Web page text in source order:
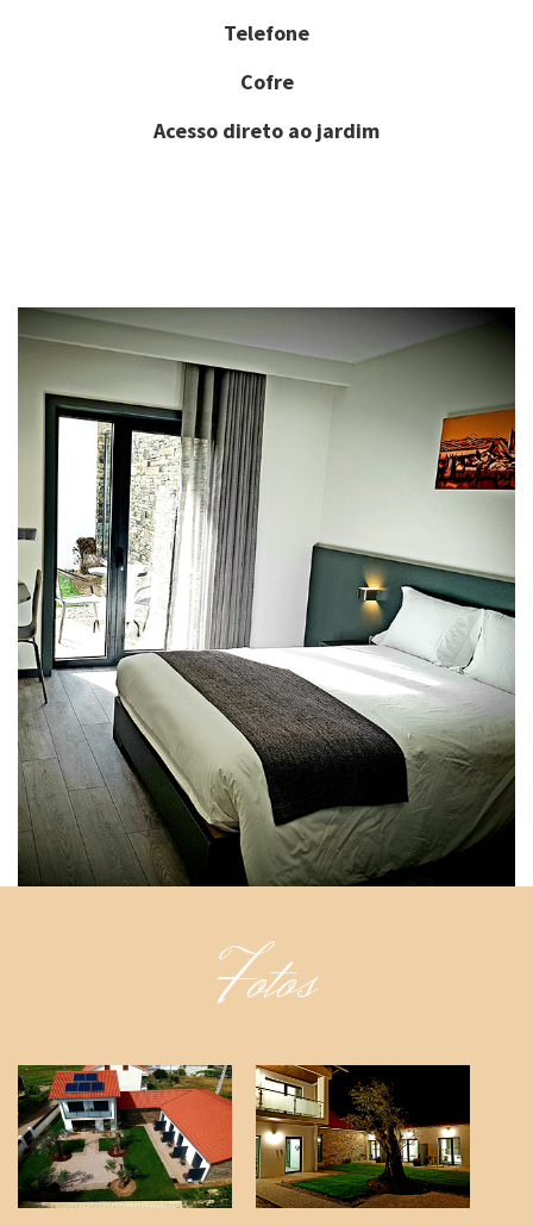
Telefone
Cofre
Acesso direto ao jardim
Fotos